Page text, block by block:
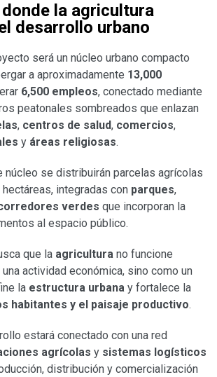
la agricultura
desarrollo urbano
será un núcleo urbano compacto
a aproximadamente 13,000
6,500 empleos, conectado mediante
peatonales sombreados que enlazan
, centros de salud, comercios,
y áreas religiosas.
núcleo se distribuirán parcelas agrícolas
integradas con parques,
verdes que incorporan la
al espacio público.
que la agricultura no funcione
actividad económica, sino como un
la estructura urbana y fortalece la
habitantes y el paisaje productivo.
estará conectado con una red
agrícolas y sistemas logísticos
distribución y comercialización